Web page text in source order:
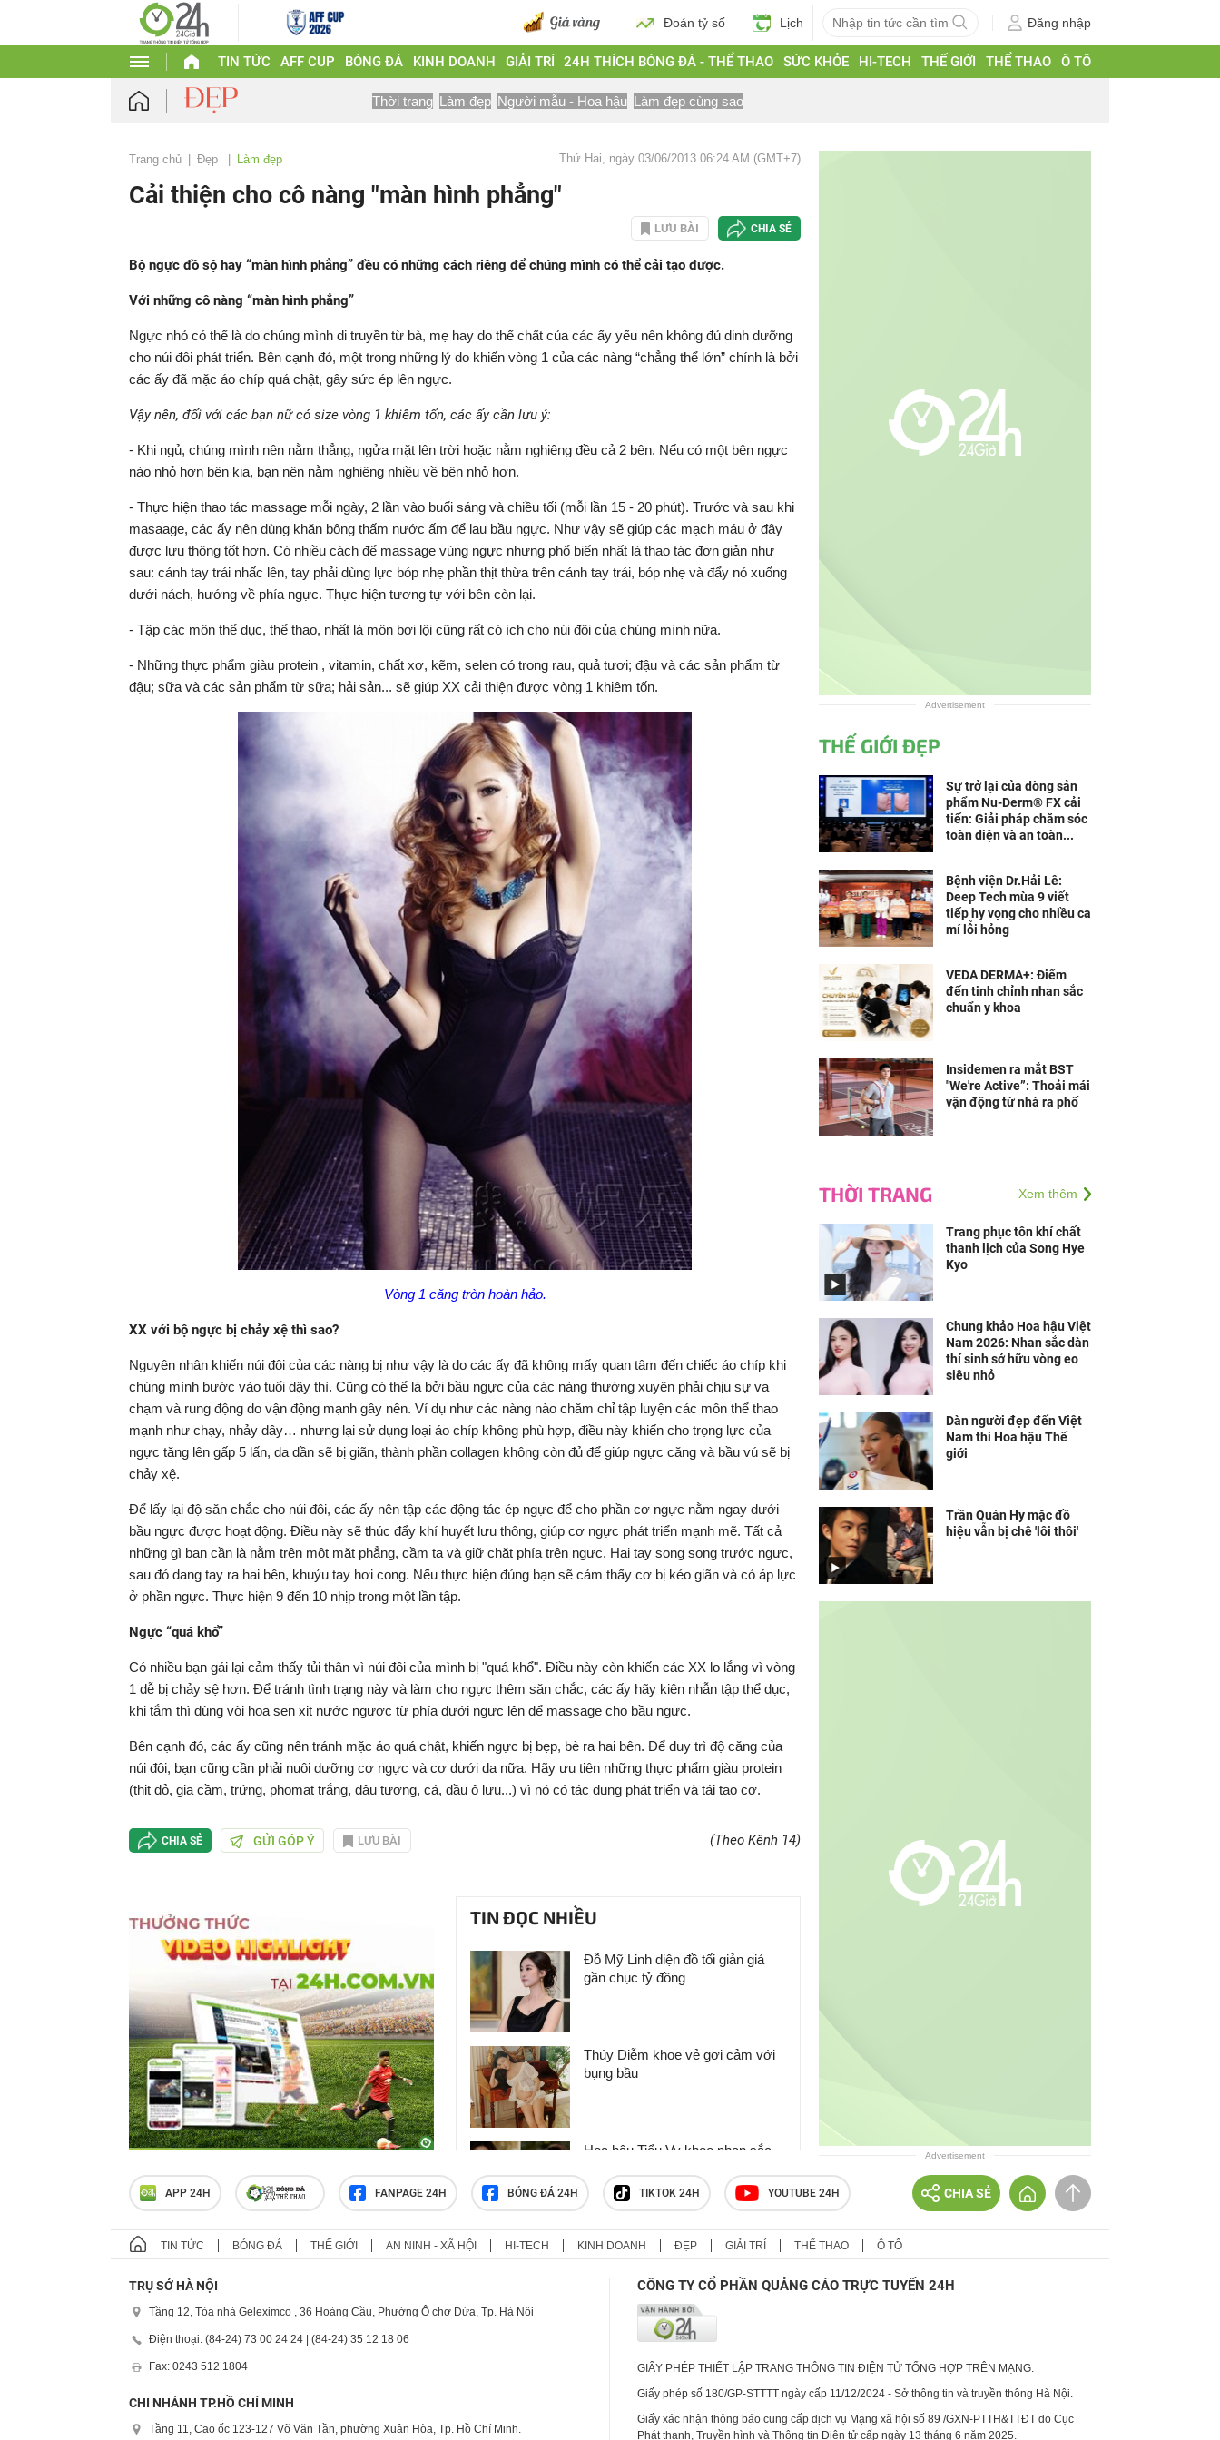
Đoán tỷ số Lịch Đăng nhập
TIN TỨC AFF CUP BÓNG ĐÁ KINH DOANH GIẢI TRÍ 24H THÍCH BÓNG ĐÁ - THỂ THAO SỨC KHỎE HI-TECH THẾ GIỚI THỂ THAO Ô TÔ
Thời trang Làm đẹp Người mẫu - Hoa hậu Làm đẹp cùng sao
Trang chủ Đẹp Làm đẹp Thứ Hai, ngày 03/06/2013 06:24 AM (GMT+7)
Cải thiện cho cô nàng "màn hình phẳng"
LƯU BÀI CHIA SẺ
Bộ ngực đồ sộ hay “màn hình phẳng” đều có những cách riêng để chúng mình có thể cải tạo được.
Với những cô nàng “màn hình phẳng”
Ngực nhỏ có thể là do chúng mình di truyền từ bà, mẹ hay do thể chất của các ấy yếu nên không đủ dinh dưỡng
cho núi đôi phát triển. Bên cạnh đó, một trong những lý do khiến vòng 1 của các nàng “chẳng thể lớn” chính là bởi
các ấy đã mặc áo chíp quá chật, gây sức ép lên ngực.
Vậy nên, đối với các bạn nữ có size vòng 1 khiêm tốn, các ấy cần lưu ý:
- Khi ngủ, chúng mình nên nằm thẳng, ngửa mặt lên trời hoặc nằm nghiêng đều cả 2 bên. Nếu có một bên ngực
nào nhỏ hơn bên kia, bạn nên nằm nghiêng nhiều về bên nhỏ hơn.
- Thực hiện thao tác massage mỗi ngày, 2 lần vào buổi sáng và chiều tối (mỗi lần 15 - 20 phút). Trước và sau khi
masaage, các ấy nên dùng khăn bông thấm nước ấm để lau bầu ngực. Như vậy sẽ giúp các mạch máu ở đây
được lưu thông tốt hơn. Có nhiều cách để massage vùng ngực nhưng phổ biến nhất là thao tác đơn giản như
sau: cánh tay trái nhấc lên, tay phải dùng lực bóp nhẹ phần thịt thừa trên cánh tay trái, bóp nhẹ và đẩy nó xuống
dưới nách, hướng về phía ngực. Thực hiện tương tự với bên còn lại.
- Tập các môn thể dục, thể thao, nhất là môn bơi lội cũng rất có ích cho núi đôi của chúng mình nữa.
- Những thực phẩm giàu protein , vitamin, chất xơ, kẽm, selen có trong rau, quả tươi; đậu và các sản phẩm từ
đậu; sữa và các sản phẩm từ sữa; hải sản... sẽ giúp XX cải thiện được vòng 1 khiêm tốn.
Vòng 1 căng tròn hoàn hảo.
XX với bộ ngực bị chảy xệ thì sao?
Nguyên nhân khiến núi đôi của các nàng bị như vậy là do các ấy đã không mấy quan tâm đến chiếc áo chíp khi
chúng mình bước vào tuổi dậy thì. Cũng có thể là bởi bầu ngực của các nàng thường xuyên phải chịu sự va
chạm và rung động do vận động mạnh gây nên. Ví dụ như các nàng nào chăm chỉ tập luyện các môn thể thao
mạnh như chạy, nhảy dây… nhưng lại sử dụng loại áo chíp không phù hợp, điều này khiến cho trọng lực của
ngực tăng lên gấp 5 lấn, da dần sẽ bị giãn, thành phần collagen không còn đủ để giúp ngực căng và bầu vú sẽ bị
chảy xệ.
Để lấy lại độ săn chắc cho núi đôi, các ấy nên tập các động tác ép ngực để cho phần cơ ngực nằm ngay dưới
bầu ngực được hoạt động. Điều này sẽ thúc đẩy khí huyết lưu thông, giúp cơ ngực phát triển mạnh mẽ. Tất cả
những gì bạn cần là nằm trên một mặt phẳng, cầm tạ và giữ chặt phía trên ngực. Hai tay song song trước ngực,
sau đó dang tay ra hai bên, khuỷu tay hơi cong. Nếu thực hiện đúng bạn sẽ cảm thấy cơ bị kéo giãn và có áp lực
ở phần ngực. Thực hiện 9 đến 10 nhịp trong một lần tập.
Ngực “quá khổ”
Có nhiều bạn gái lại cảm thấy tủi thân vì núi đôi của mình bị "quá khổ". Điều này còn khiến các XX lo lắng vì vòng
1 dễ bị chảy sệ hơn. Để tránh tình trạng này và làm cho ngực thêm săn chắc, các ấy hãy kiên nhẫn tập thể dục,
khi tắm thì dùng vòi hoa sen xịt nước ngược từ phía dưới ngực lên để massage cho bầu ngực.
Bên cạnh đó, các ấy cũng nên tránh mặc áo quá chật, khiến ngực bị bẹp, bè ra hai bên. Để duy trì độ căng của
núi đôi, bạn cũng cần phải nuôi dưỡng cơ ngực và cơ dưới da nữa. Hãy ưu tiên những thực phẩm giàu protein
(thịt đỏ, gia cầm, trứng, phomat trắng, đậu tương, cá, dầu ô lưu...) vì nó có tác dụng phát triển và tái tạo cơ.
CHIA SẺ GỬI GÓP Ý LƯU BÀI (Theo Kênh 14)
TIN ĐỌC NHIỀU
Đỗ Mỹ Linh diện đồ tối giản giá
gần chục tỷ đồng
Thúy Diễm khoe vẻ gợi cảm với
bụng bầu
Hoa hậu Tiểu Vy khoe nhan sắc
Hoa hậu Việt Nam
Học vấn, ngoại hình và chiều cao
của thí sinh Hoa hậu Việt Nam
Advertisement
THẾ GIỚI ĐẸP
Sự trở lại của dòng sản
phẩm Nu-Derm® FX cải
tiến: Giải pháp chăm sóc
toàn diện và an toàn...
Bệnh viện Dr.Hải Lê:
Deep Tech mùa 9 viết
tiếp hy vọng cho nhiều ca
mí lỗi hỏng
VEDA DERMA+: Điểm
đến tinh chỉnh nhan sắc
chuẩn y khoa
Insidemen ra mắt BST
"We're Active”: Thoải mái
vận động từ nhà ra phố
THỜI TRANG Xem thêm
Trang phục tôn khí chất
thanh lịch của Song Hye
Kyo
Chung khảo Hoa hậu Việt
Nam 2026: Nhan sắc dàn
thí sinh sở hữu vòng eo
siêu nhỏ
Dàn người đẹp đến Việt
Nam thi Hoa hậu Thế
giới
Trần Quán Hy mặc đồ
hiệu vẫn bị chê 'lôi thôi'
Advertisement
APP 24H FANPAGE 24H BÓNG ĐÁ 24H TIKTOK 24H YOUTUBE 24H CHIA SẺ
TIN TỨC BÓNG ĐÁ THẾ GIỚI AN NINH - XÃ HỘI HI-TECH KINH DOANH ĐẸP GIẢI TRÍ THỂ THAO Ô TÔ
TRỤ SỞ HÀ NỘI
Tầng 12, Tòa nhà Geleximco , 36 Hoàng Cầu, Phường Ô chợ Dừa, Tp. Hà Nội
Điện thoại: (84-24) 73 00 24 24 | (84-24) 35 12 18 06
Fax: 0243 512 1804
CHI NHÁNH TP.HỒ CHÍ MINH
Tầng 11, Cao ốc 123-127 Võ Văn Tần, phường Xuân Hòa, Tp. Hồ Chí Minh.
CÔNG TY CỔ PHẦN QUẢNG CÁO TRỰC TUYẾN 24H
GIẤY PHÉP THIẾT LẬP TRANG THÔNG TIN ĐIỆN TỬ TỔNG HỢP TRÊN MẠNG.
Giấy phép số 180/GP-STTTT ngày cấp 11/12/2024 - Sở thông tin và truyền thông Hà Nội.
Giấy xác nhận thông báo cung cấp dịch vụ Mạng xã hội số 89 /GXN-PTTH&TTĐT do Cục
Phát thanh, Truyền hình và Thông tin Điện tử cấp ngày 13 tháng 6 năm 2025.